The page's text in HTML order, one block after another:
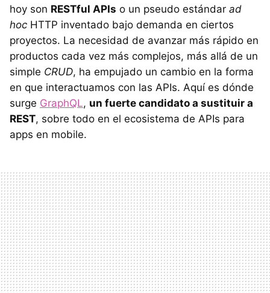
hoy son RESTful APIs o un pseudo estándar ad
hoc HTTP inventado bajo demanda en ciertos
proyectos. La necesidad de avanzar más rápido en
productos cada vez más complejos, más allá de un
simple CRUD, ha empujado un cambio en la forma
en que interactuamos con las APIs. Aquí es dónde
surge GraphQL, un fuerte candidato a sustituir a
REST, sobre todo en el ecosistema de APIs para
apps en mobile.